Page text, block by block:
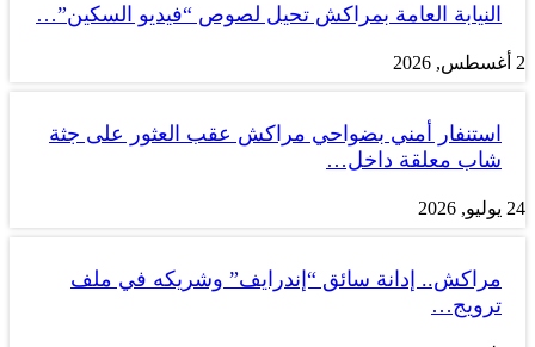
النيابة العامة بمراكش تحيل لصوص “فيديو السكين”…
2 أغسطس, 2026
استنفار أمني بضواحي مراكش عقب العثور على جثة
شاب معلقة داخل…
24 يوليو, 2026
مراكش.. إدانة سائق “إندرايف” وشريكه في ملف
ترويج…